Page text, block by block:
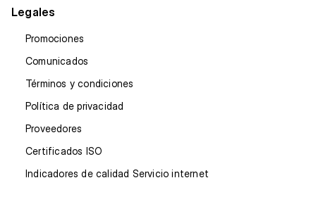
Legales
Promociones
Comunicados
Términos y condiciones
Política de privacidad
Proveedores
Certificados ISO
Indicadores de calidad Servicio internet